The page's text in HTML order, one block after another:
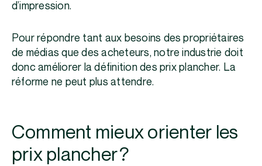
d’impression.
Pour répondre tant aux besoins des propriétaires
de médias que des acheteurs, notre industrie doit
donc améliorer la définition des prix plancher. La
réforme ne peut plus attendre.
Comment mieux orienter les
prix plancher ?